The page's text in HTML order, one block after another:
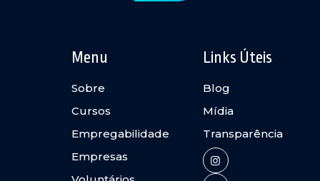
Menu
Sobre
Cursos
Empregabilidade
Empresas
Links Úteis
Blog
Mídia
Transparência